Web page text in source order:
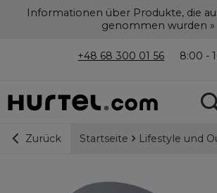
Informationen über Produkte, die
genommen wurden »
+48 68 300 01 56 8:00 -
Zurück Startseite Lifestyle und